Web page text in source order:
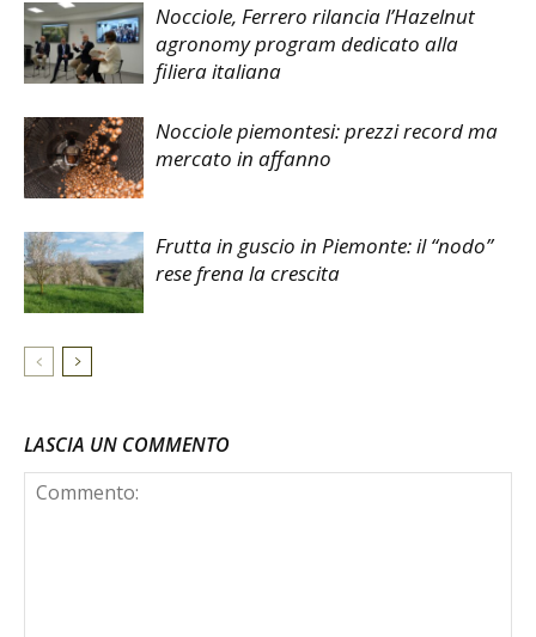
Nocciole, Ferrero rilancia l’Hazelnut
agronomy program dedicato alla
filiera italiana
Nocciole piemontesi: prezzi record ma
mercato in affanno
Frutta in guscio in Piemonte: il “nodo”
rese frena la crescita
LASCIA UN COMMENTO